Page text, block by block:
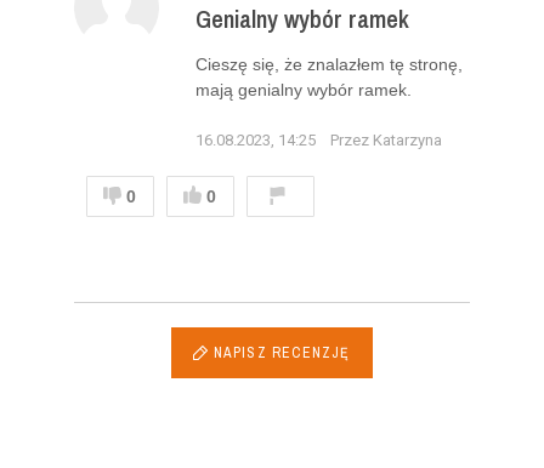
Genialny wybór ramek
Cieszę się, że znalazłem tę stronę,
mają genialny wybór ramek.
16.08.2023, 14:25 Przez Katarzyna
0 0
NAPISZ RECENZJĘ